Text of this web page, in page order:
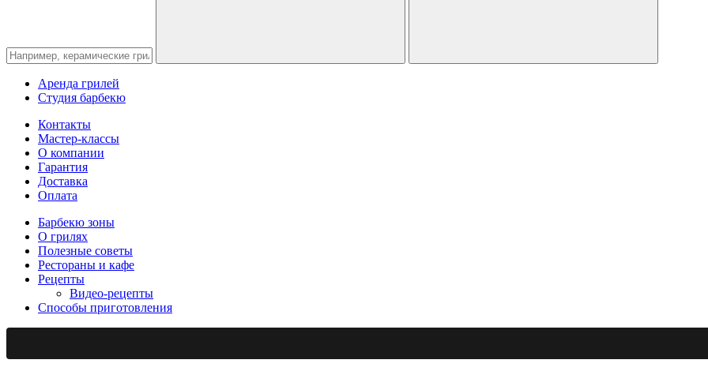
Аренда грилей
Студия барбекю
Контакты
Мастер-классы
О компании
Гарантия
Доставка
Оплата
Барбекю зоны
О грилях
Полезные советы
Рестораны и кафе
Рецепты
Видео-рецепты
Способы приготовления